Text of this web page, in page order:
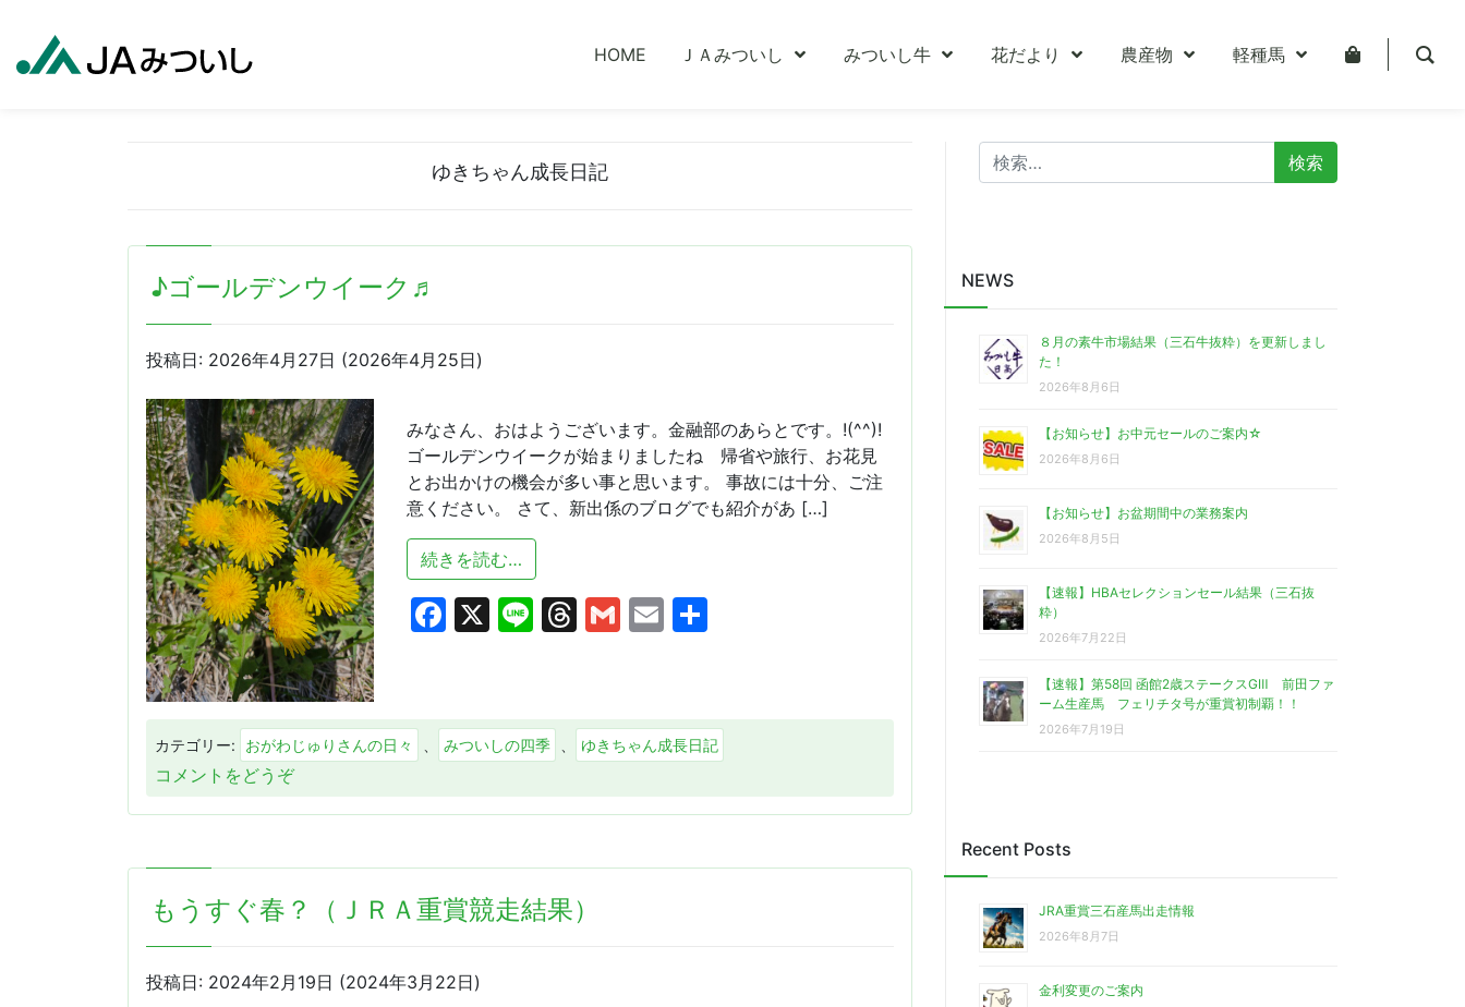
HOME ＪＡみついし みついし牛 花だより 農産物 軽種馬
ゆきちゃん成長日記
♪ゴールデンウイーク♬
投稿日: 2026年4月27日 (2026年4月25日)
みなさん、おはようございます。金融部のあらとです。!(^^)!
ゴールデンウイークが始まりましたね 帰省や旅行、お花見
とお出かけの機会が多い事と思います。 事故には十分、ご注
意ください。 さて、新出係のブログでも紹介があ […]
続きを読む…from ♪ゴールデンウイーク♬
Facebook
X LineThreads
Gmail
Email
共
カテゴリー: おがわじゅりさんの日々 みついしの四季 ゆきちゃん成長日記
コメントをどうぞ(♪
ン
ー
もうすぐ春？（ＪＲＡ重賞競走結果）
投稿日: 2024年2月19日 (2024年3月22日)
検
索:
NEWS
８月の素牛市場結果（三石牛抜粋）を更新しまし
た！
2026年8月6日
【お知らせ】お中元セールのご案内☆
2026年8月6日
【お知らせ】お盆期間中の業務案内
2026年8月5日
【速報】HBAセレクションセール結果（三石抜
粋）
2026年7月22日
【速報】第58回 函館2歳ステークスGⅢ 前田ファ
ーム生産馬 フェリチタ号が重賞初制覇！！
2026年7月19日
Recent Posts
JRA重賞三石産馬出走情報
2026年8月7日
金利変更のご案内